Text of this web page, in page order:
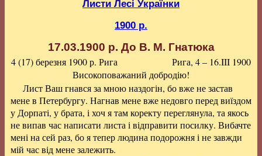
Листи Лесі Українки
1900 р.
17.03.1900 р. До В. М. Гнатюка
4 (17) березня 1900 р. Рига
Рига, 4 – 16.III 1900
Високоповажаний добродію!
Лист Ваш гнався за мною наздогін, бо вже не застав
мене в Петербургу. Нагнав мене вже недовго перед виїздом
у Дорпаті, у брата, і хоч я там коректу переглянула, та якось
не випав час написати листа і відправити посилку. Вибачте
мені на сей раз, бо я тепер людина подорожня і не завжди
мій час від мене залежить.